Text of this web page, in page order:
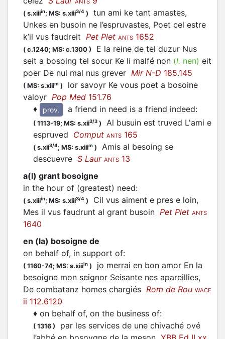
( s.xiiiin; MS: s.xiii3/4 )
tun ami ke tant amastes,
Unkes en busoin ne l’espruvastes, Poet cel estre
k’il vus faudreit Pet Plet ANTS 1652
( c.1240; MS: c.1300 )
E la reine de tel duzur Nus
seit a bosoing tel socur Ke li malfé non (l. nen) eit
poer De nul mal nus grever Mir N-D 185.145
( MS: s.xiiim )
lor savoyr Ke vous poet a bosoine
valoyr Pop Med 151.76
♦
prov. a friend in need is a friend indeed:
( 1113-19; MS: s.xii3/3 )
Al busuin est truved L'ami e
espruved Comput ANTS 165
( s.xii3/4; MS: s.xiiim )
Amis al besoing se
descuevre S Laur ANTS 13
a(l) grant bosoigne
in the hour of (greatest) need:
( s.xiiiin; MS: s.xiii3/4 )
Cil vus aiment e pres e loin,
Mes il vus faudrunt al grant busoin Pet Plet ANTS
1640
en (la) bosoigne de
on behalf of, in support of:
( 1160-74; MS: s.xiiiin )
jo merrai en bon amor En la
besoigne mon seignor Seisante nes apareillies,
De combatanz homes chargiés Rom de Rou WACE
ii 112.6120
♦ on behalf of, on the business of:
( 1316 )
par les services de une chivaché ové